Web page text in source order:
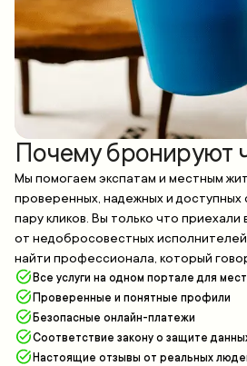
Почему бронируют
Мы помогаем экспатам и местным
проверенных, надежных и доступных
пару кликов. Вы только что приехали
от недобросовестных
найти профессионала, который
Все услуги на одном портале для
Проверенные и понятные профили
Безопасные онлайн-платежи
Соответствие закону о защите
Настоящие отзывы от реальных